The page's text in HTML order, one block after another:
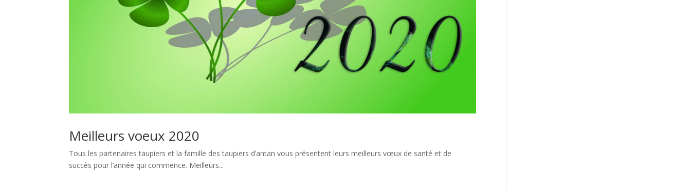
Meilleurs voeux 2020
Tous les partenaires taupiers et la famille des taupiers d’antan vous présentent leurs meilleurs vœux de santé et de
succès pour l’année qui commence. Meilleurs...